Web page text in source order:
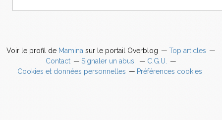
Voir le profil de Mamina sur le portail Overblog
Top articles
Contact
Signaler un abus
C.G.U.
Cookies et données personnelles
Préférences cookies